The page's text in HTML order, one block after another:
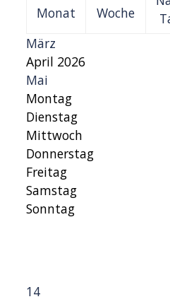
März
April 2026
Mai
Montag
Dienstag
Mittwoch
Donnerstag
Freitag
Samstag
Sonntag
14